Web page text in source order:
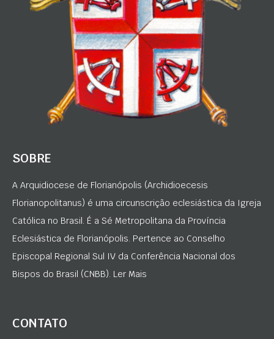
SOBRE
A Arquidiocese de Florianópolis (Archidioecesis
Florianopolitanus) é uma circunscrição eclesiástica da Igreja
Católica no Brasil. É a Sé Metropolitana da Província
Eclesiástica de Florianópolis. Pertence ao Conselho
Episcopal Regional Sul IV da Conferência Nacional dos
Bispos do Brasil (CNBB). Ler Mais
CONTATO